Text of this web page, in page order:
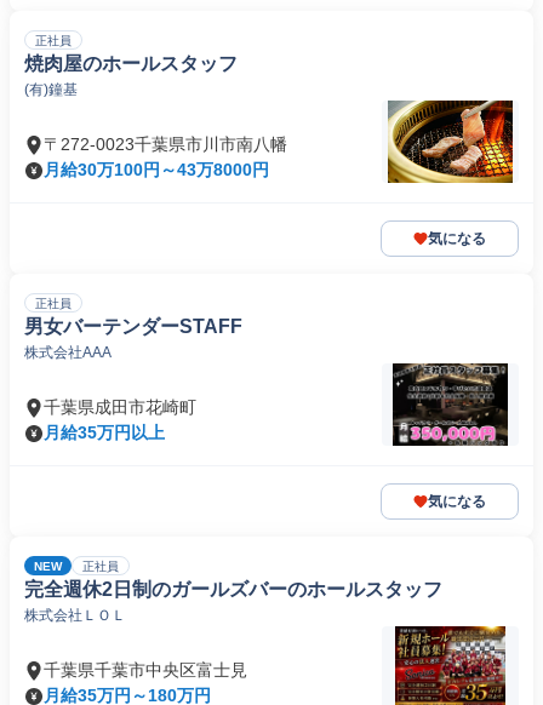
正社員
焼肉屋のホールスタッフ
(有)鐘基
〒272-0023千葉県市川市南八幡
月給30万100円～43万8000円
気になる
正社員
男女バーテンダーSTAFF
株式会社AAA
千葉県成田市花崎町
月給35万円以上
気になる
NEW 正社員
完全週休2日制のガールズバーのホールスタッフ
株式会社ＬＯＬ
千葉県千葉市中央区富士見
月給35万円～180万円